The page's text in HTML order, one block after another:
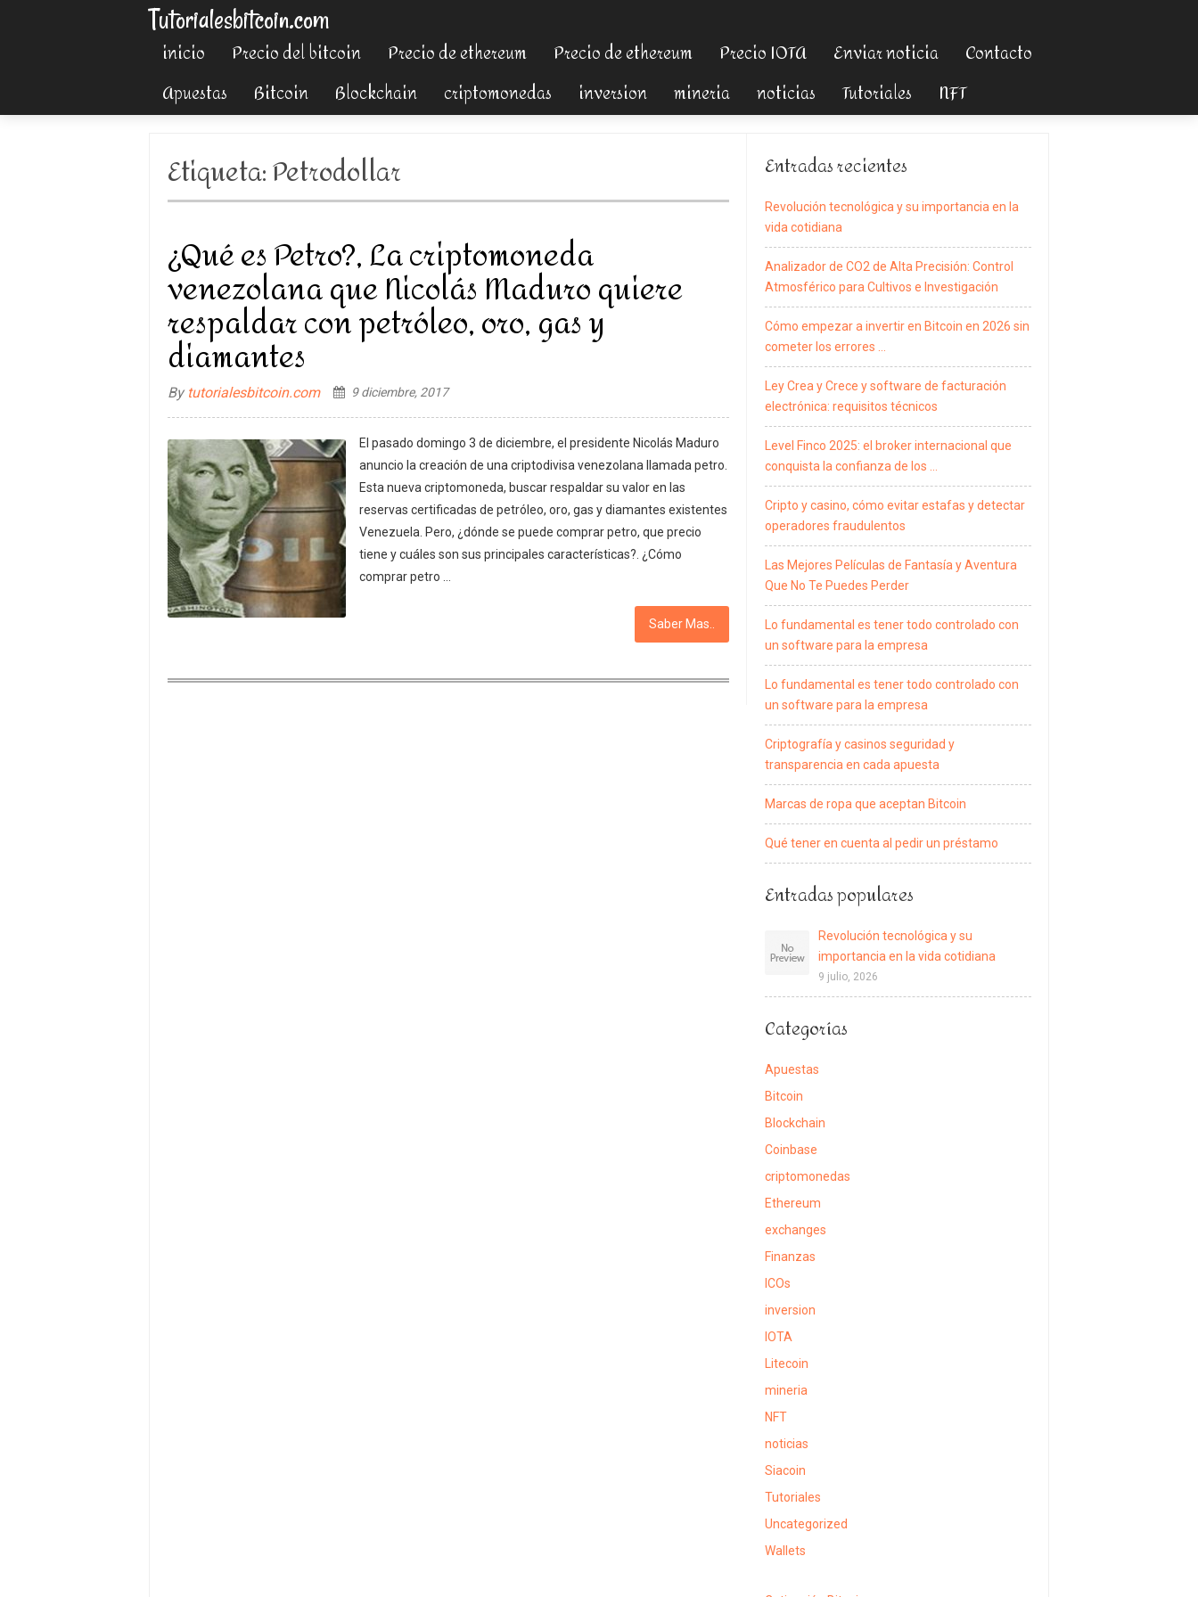
Tutorialesbitcoin.com
inicio Precio del bitcoin Precio de ethereum Precio de ethereum Precio IOTA Enviar noticia
Contacto
Apuestas
Bitcoin Blockchain criptomonedas inversion mineria noticias Tutoriales NFT
Etiqueta:Petrodollar
¿Qué es Petro?, La criptomoneda
venezolana que Nicolás Maduro quiere
respaldar con petróleo, oro, gas y
diamantes
By tutorialesbitcoin.com 9 diciembre, 2017
El pasado domingo 3 de diciembre, el presidente Nicolás Maduro
anuncio la creación de una criptodivisa venezolana llamada petro.
Esta nueva criptomoneda, buscar respaldar su valor en las
reservas certificadas de petróleo, oro, gas y diamantes existentes
Venezuela. Pero, ¿dónde se puede comprar petro, que precio
tiene y cuáles son sus principales características?. ¿Cómo
comprar petro …
Saber Mas..
Entradas recientes
Revolución tecnológica y su importancia en la
vida cotidiana
Analizador de CO2 de Alta Precisión: Control
Atmosférico para Cultivos e Investigación
Cómo empezar a invertir en Bitcoin en 2026 sin
cometer los errores …
Ley Crea y Crece y software de facturación
electrónica: requisitos técnicos
Level Finco 2025: el broker internacional que
conquista la confianza de los …
Cripto y casino, cómo evitar estafas y detectar
operadores fraudulentos
Las Mejores Películas de Fantasía y Aventura
Que No Te Puedes Perder
Lo fundamental es tener todo controlado con
un software para la empresa
Lo fundamental es tener todo controlado con
un software para la empresa
Criptografía y casinos seguridad y
transparencia en cada apuesta
Marcas de ropa que aceptan Bitcoin
Qué tener en cuenta al pedir un préstamo
Entradas populares
Revolución tecnológica y su
importancia en la vida cotidiana
9 julio, 2026
Categorías
Apuestas
Bitcoin
Blockchain
Coinbase
criptomonedas
Ethereum
exchanges
Finanzas
ICOs
inversion
IOTA
Litecoin
mineria
NFT
noticias
Siacoin
Tutoriales
Uncategorized
Wallets